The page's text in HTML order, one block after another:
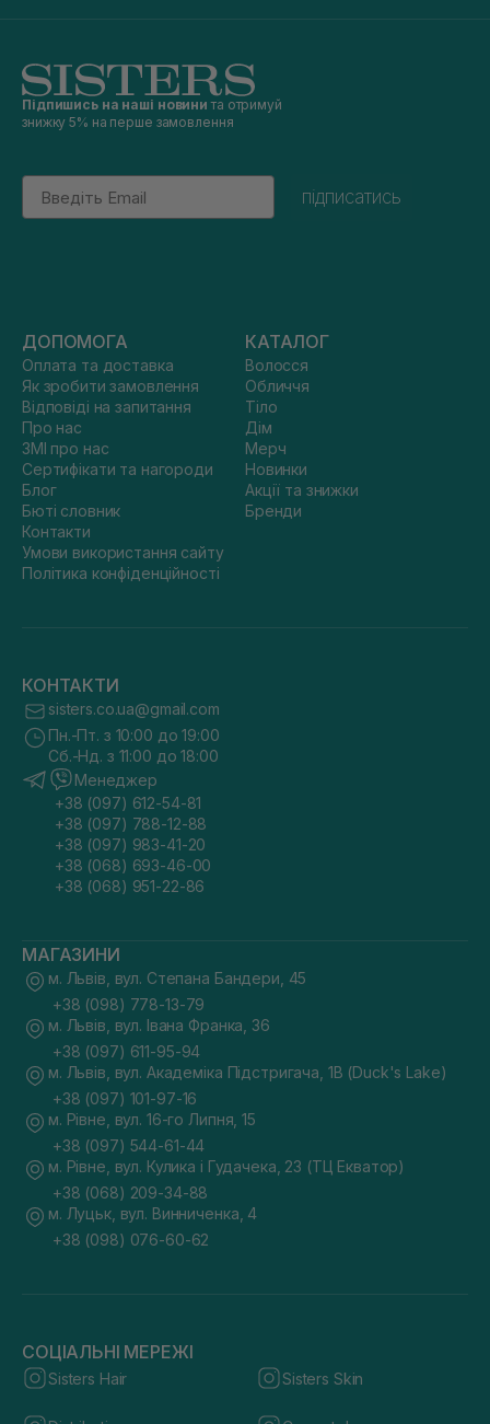
Підпишись на наші новини та отримуй
знижку 5% на перше замовлення
Email
підписатись
ДОПОМОГА
Оплата та доставка
Як зробити замовлення
Відповіді на запитання
Про нас
ЗМІ про нас
Сертифікати та нагороди
Блог
Бюті словник
Контакти
Умови використання сайту
Політика конфіденційності
КАТАЛОГ
Волосся
Обличчя
Тіло
Дім
Мерч
Новинки
Акції та знижки
Бренди
КОНТАКТИ
sisters.co.ua@gmail.com
Пн.-Пт. з 10:00 до 19:00
Сб.-Нд. з 11:00 до 18:00
Менеджер
+38 (097) 612-54-81
+38 (097) 788-12-88
+38 (097) 983-41-20
+38 (068) 693-46-00
+38 (068) 951-22-86
МАГАЗИНИ
м. Львів, вул. Степана Бандери, 45
+38 (098) 778-13-79
м. Львів, вул. Івана Франка, 36
+38 (097) 611-95-94
м. Львів, вул. Академіка Підстригача, 1В (Duck's Lake)
+38 (097) 101-97-16
м. Рівне, вул. 16-го Липня, 15
+38 (097) 544-61-44
м. Рівне, вул. Кулика і Гудачека, 23 (ТЦ Екватор)
+38 (068) 209-34-88
м. Луцьк, вул. Винниченка, 4
+38 (098) 076-60-62
СОЦІАЛЬНІ МЕРЕЖІ
Sisters Hair Sisters Skin